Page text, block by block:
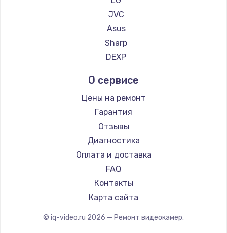
900 руб.
Заказать
Замена сенсорного датчика
1300 руб.
Заказать
Замена сигнальной лампы
1200 руб.
Замена системной платы
1500 руб.
Заказать
Замена температурного датчика
JVC
Asus
Sharp
DEXP
О сервисе
Цены на ремонт
Гарантия
Отзывы
Диагностика
Оплата и доставка
FAQ
Контакты
Карта сайта
© iq-video.ru 2026 — Ремонт видеокамер.